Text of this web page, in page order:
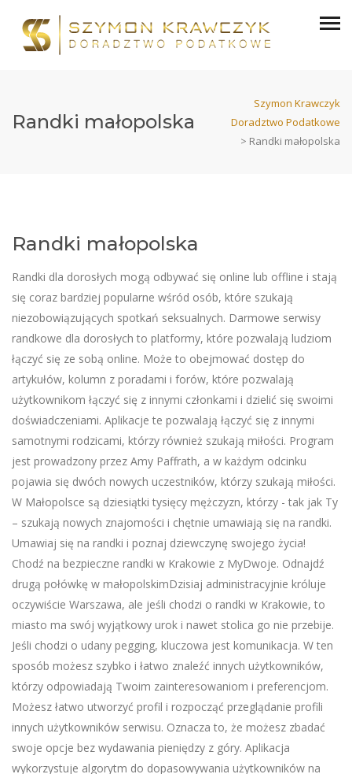
Randki małopolska
Szymon Krawczyk
Doradztwo Podatkowe
> Randki małopolska
Randki małopolska
Randki dla dorosłych mogą odbywać się online lub offline i stają
się coraz bardziej popularne wśród osób, które szukają
niezobowiązujących spotkań seksualnych. Darmowe serwisy
randkowe dla dorosłych to platformy, które pozwalają ludziom
łączyć się ze sobą online. Może to obejmować dostęp do
artykułów, kolumn z poradami i forów, które pozwalają
użytkownikom łączyć się z innymi członkami i dzielić się swoimi
doświadczeniami. Aplikacje te pozwalają łączyć się z innymi
samotnymi rodzicami, którzy również szukają miłości. Program
jest prowadzony przez Amy Paffrath, a w każdym odcinku
pojawia się dwóch nowych uczestników, którzy szukają miłości.
W Małopolsce są dziesiątki tysięcy mężczyzn, którzy - tak jak Ty
– szukają nowych znajomości i chętnie umawiają się na randki.
Umawiaj się na randki i poznaj dziewczynę swojego życia!
Chodź na bezpieczne randki w Krakowie z MyDwoje. Odnajdź
drugą połówkę w małopolskimDzisiaj administracyjnie króluje
oczywiście Warszawa, ale jeśli chodzi o randki w Krakowie, to
miasto ma swój wyjątkowy urok i nawet stolica go nie przebije.
Jeśli chodzi o udany pegging, kluczowa jest komunikacja. W ten
sposób możesz szybko i łatwo znaleźć innych użytkowników,
którzy odpowiadają Twoim zainteresowaniom i preferencjom.
Możesz łatwo utworzyć profil i rozpocząć przeglądanie profili
innych użytkowników serwisu. Oznacza to, że możesz zbadać
swoje opcje bez wydawania pieniędzy z góry. Aplikacja
wykorzystuje algorytm do dopasowywania użytkowników na